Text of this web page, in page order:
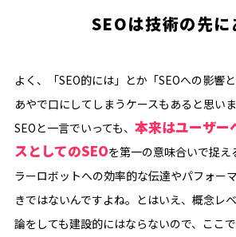
SEOは技術の先に
よく、「SEO的には」とか「SEOへの影響
あやで口にしてしまうケースもあると思い
SEOと一言でいっても、 本来はユーザー
スとしてのSEOを第一の意味合いで捉え
ラーロボットへの効率的な伝達やパフォー
きではないんですよね。とはいえ、概念レ
論をしても建設的にはならないので、ここ